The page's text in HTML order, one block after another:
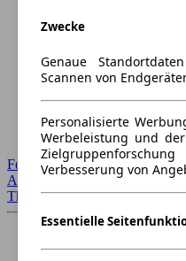
Forum Startseite
Alle Auto-Foren
Themen-Forum
Zwecke
Genaue
Scannen von
Personalisierte
Werbeleistung und
Verbesserung von
Essentielle